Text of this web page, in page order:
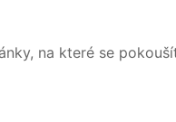
na které se